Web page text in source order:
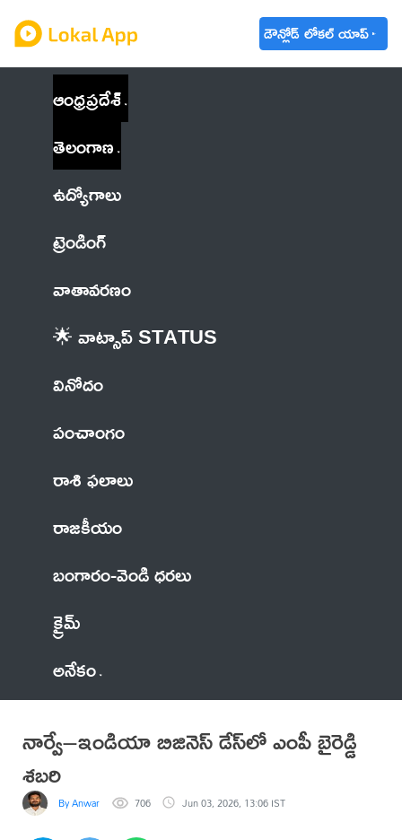
డౌన్లోడ్ లోకల్ యాప్
ఆంధ్రప్రదేశ్
తెలంగాణ
ఉద్యోగాలు
ట్రెండింగ్
వాతావరణం
🌟 వాట్సాప్ STATUS
వినోదం
పంచాంగం
రాశి ఫలాలు
రాజకీయం
బంగారం-వెండి ధరలు
క్రైమ్
అనేకం
నార్వే–ఇండియా బిజినెస్ డేస్‌లో ఎంపీ బైరెడ్డి
శబరి
By Anwar 706 Jun 03, 2026, 13:06 IST